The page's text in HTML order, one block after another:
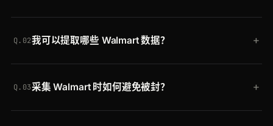
details，将 Walmart 商品 URL 发送到 Crawlbase
brand、price、ratings、reviewsCount、soldBy、
Q.02我可以提取哪些 Walmart 数据？ +
details用于商品页面，walmart-serp
Q.03采集 Walmart 时如何避免被封？ +